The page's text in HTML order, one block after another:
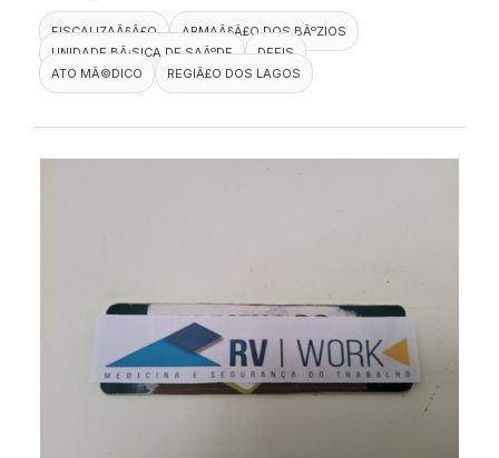
FISCALIZAÃ§Ã£O
ARMAÃ§Ã£O DOS BÃºZIOS
UNIDADE BÃ¡SICA DE SAÃºDE
DEFIS
ATO MÃ©DICO
REGIÃ£O DOS LAGOS